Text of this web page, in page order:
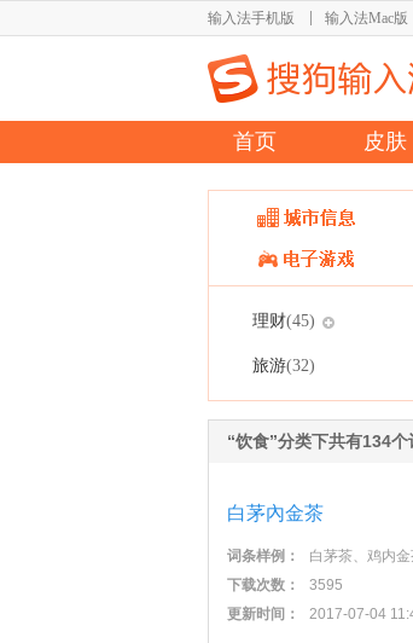
输入法手机版 输入法Mac版
首页 皮肤
理财(45)
旅游(32)
“饮食”分类下共有134个
白茅內金茶
词条样例：
白茅茶、鸡内
下载次数：
3595
更新时间：
2017-07-04